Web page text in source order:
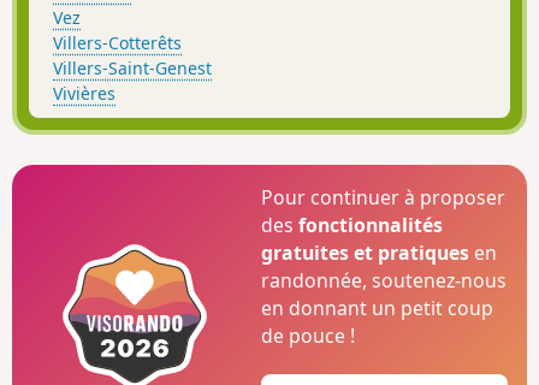
Vez
Villers-Cotterêts
Villers-Saint-Genest
Vivières
Pour continuer à proposer
desfonctionnalités
gratuites et pratiques en
randonnée, soutenez-nous
en donnant un petit coup
de pouce !